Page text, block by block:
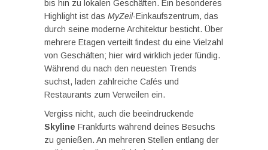
bis hin zu lokalen Geschäften. Ein besonderes
Highlight ist das MyZeil-Einkaufszentrum, das
durch seine moderne Architektur besticht. Über
mehrere Etagen verteilt findest du eine Vielzahl
von Geschäften; hier wird wirklich jeder fündig.
Während du nach den neuesten Trends
suchst, laden zahlreiche Cafés und
Restaurants zum Verweilen ein.
Vergiss nicht, auch die beeindruckende
Skyline Frankfurts während deines Besuchs
zu genießen. An mehreren Stellen entlang der